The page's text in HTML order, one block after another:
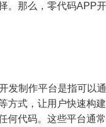
。 那么，零代码APP
发制作平台是指可以通
方式，让用户快速构
何代码。这些平台通